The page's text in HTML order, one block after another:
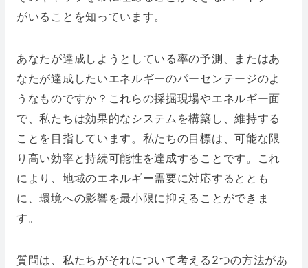
がいることを知っています。
あなたが達成しようとしている率の予測、またはあ
なたが達成したいエネルギーのパーセンテージのよ
うなものですか？これらの採掘現場やエネルギー面
で、私たちは効果的なシステムを構築し、維持する
ことを目指しています。私たちの目標は、可能な限
り高い効率と持続可能性を達成することです。これ
により、地域のエネルギー需要に対応するととも
に、環境への影響を最小限に抑えることができま
す。
質問は、私たちがそれについて考える2つの方法があ